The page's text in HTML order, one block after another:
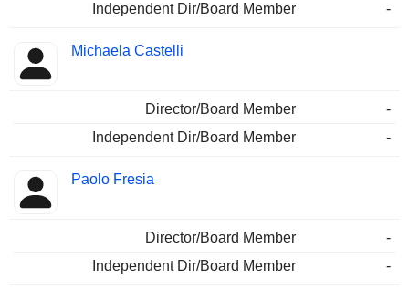
Independent Dir/Board Member
-
Michaela Castelli
Director/Board Member
-
Independent Dir/Board Member
-
Paolo Fresia
Director/Board Member
-
Independent Dir/Board Member
-